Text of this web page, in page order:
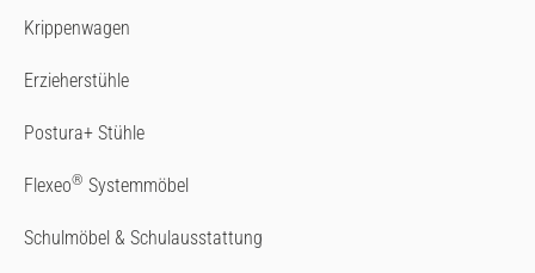
Krippenwagen
Erzieherstühle
Postura+ Stühle
Flexeo® Systemmöbel
Schulmöbel & Schulausstattung